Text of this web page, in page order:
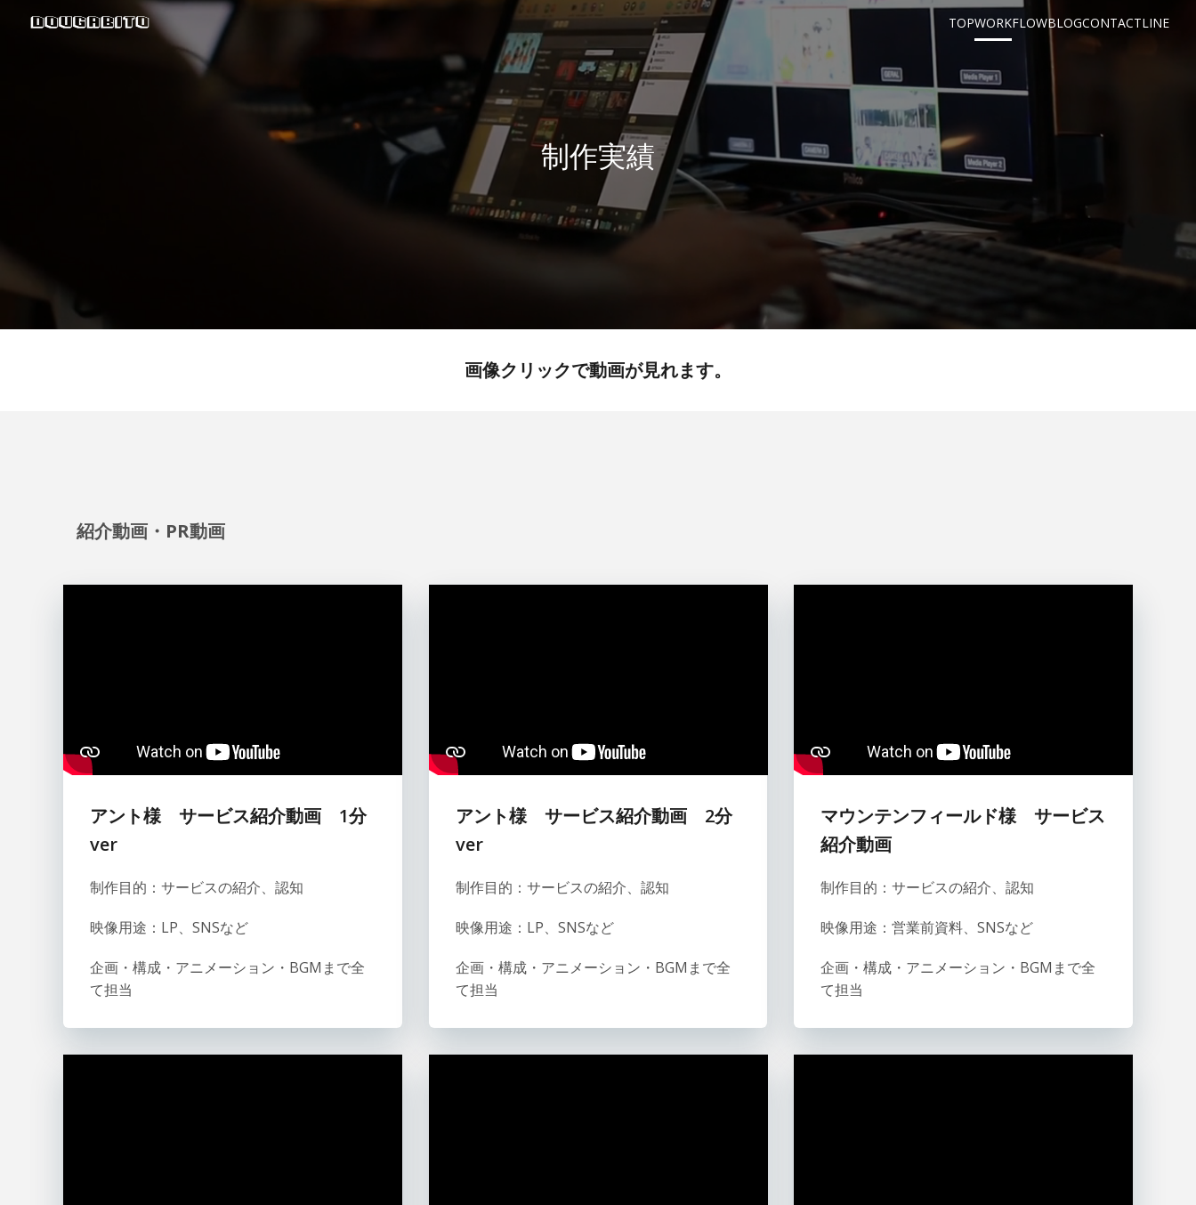
TOPWORKFLOWBLOGCONTACTLINE
制作実績
画像クリックで動画が見れます。
紹介動画・PR動画
アント様 サービス紹介動画 1分
ver
制作目的：サービスの紹介、認知
映像用途：LP、SNSなど
企画・構成・アニメーション・BGMまで全
て担当
アント様 サービス紹介動画2分
ver
制作目的：サービスの紹介、認知
映像用途：LP、SNSなど
企画・構成・アニメーション・BGMまで全
て担当
マウンテンフィールド様 サービス
紹介動画
制作目的：サービスの紹介、認知
映像用途：営業前資料、SNSなど
企画・構成・アニメーション・BGMまで全
て担当